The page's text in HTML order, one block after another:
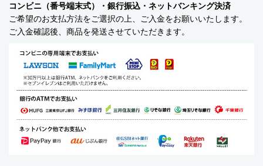
アパレル
アクセサリー
アウトドア
健康・フィットネス
防災用品・保存食品
コンビニ（番号端末式）・銀行振込・ネットバンキング決済
ご希望のお支払方法をご選択の上、ご入金をお願いいたします。
ご入金確認後、商品を発送させていただきます。